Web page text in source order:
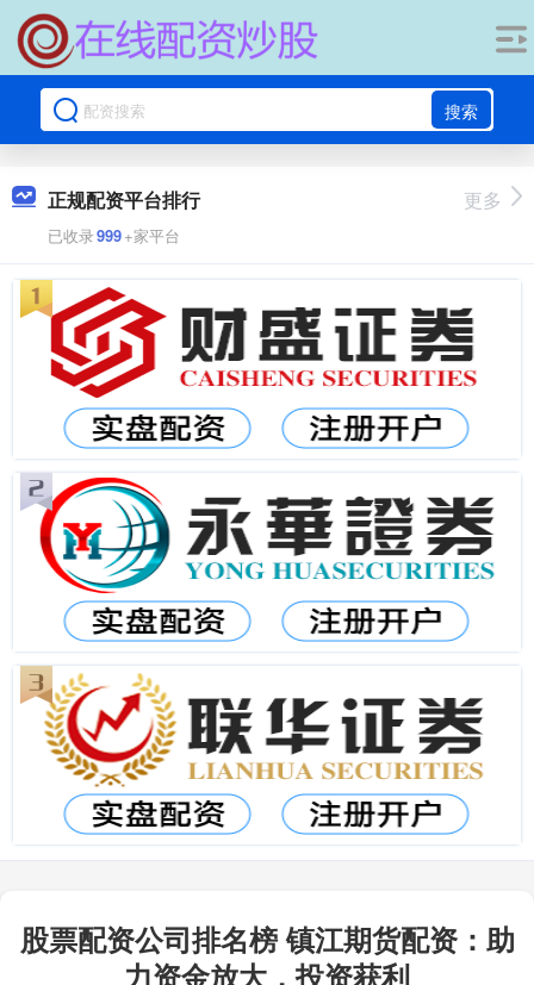
搜索
正规配资平台排行
已收录999+家平台
更多
股票配资公司排名榜 镇江期货配资：助
力资金放大，投资获利